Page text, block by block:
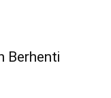
Berhenti